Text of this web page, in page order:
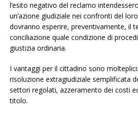
l’esito negativo del reclamo
un’azione giudiziale nei confronti del
dovranno esperire, preventivamente, il
conciliazione quale condizione di
giustizia ordinaria.
I vantaggi per il cittadino sono
risoluzione extragiudiziale semplificata
settori regolati, azzeramento dei costi
titolo.